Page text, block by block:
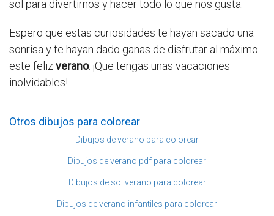
sol para divertirnos y hacer todo lo que nos gusta.
Espero que estas curiosidades te hayan sacado una
sonrisa y te hayan dado ganas de disfrutar al máximo
este felizverano. ¡Que tengas unas vacaciones
inolvidables!
Otros dibujos para colorear
Dibujos de verano para colorear
Dibujos de verano pdf para colorear
Dibujos de sol verano para colorear
Dibujos de verano infantiles para colorear